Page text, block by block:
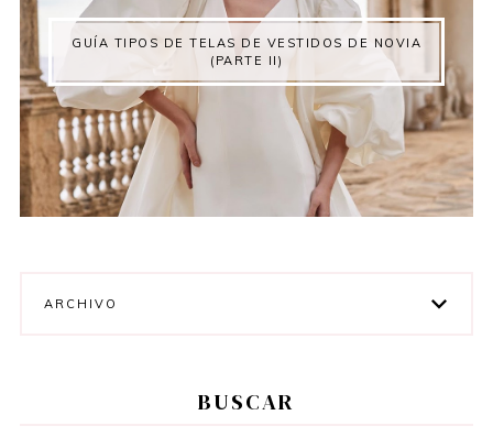
GUÍA TIPOS DE TELAS DE VESTIDOS DE NOVIA
(PARTE II)
ARCHIVO
BUSCAR